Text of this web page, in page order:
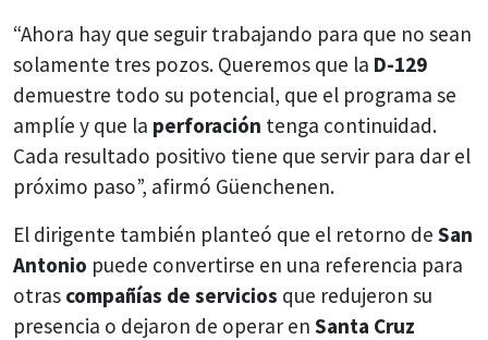
“Ahora hay que seguir trabajando para que no sean
solamente tres pozos. Queremos que la D-129
demuestre todo su potencial, que el programa se
amplíe y que la perforación tenga continuidad.
Cada resultado positivo tiene que servir para dar el
próximo paso”, afirmó Güenchenen.
El dirigente también planteó que el retorno de San
Antonio puede convertirse en una referencia para
otras compañías de servicios que redujeron su
presencia o dejaron de operar en Santa Cruz